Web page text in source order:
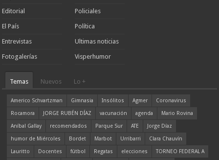
Editorial
El País
Entrevistas
Fotogalerías
Policiales
Política
Ultimas noticias
Visperhumor
Temas Nuevos Lo +
Americo Schvartzman Gimnasia Insólitos Agmer
Coronavirus
Rocamora
JORGE RUBÉN DÍAZ vacunación agenda
Mario Rovina
Aníbal Gallay
recomendados Parque Sur ATE
Jorge Díaz
humor de Miércoles
Bordet Marbot Urribarri
Clara Chauvín
Lauritto
Docentes fútbol Regatas elecciones
TORNEO FEDERAL A